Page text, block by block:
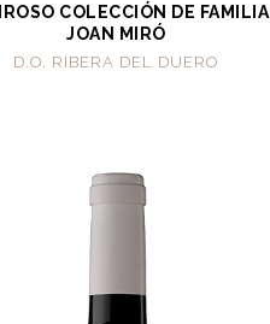
COLECCIÓN DE FAMILIA
JOAN MIRÓ
D.O. RIBERA DEL DUERO